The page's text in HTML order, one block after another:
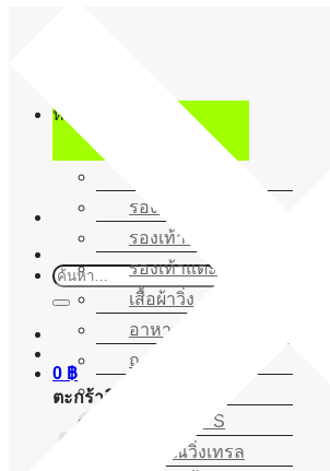
ค้นหา:
0 ฿
ตะกร้าสินค้า
หมวดหมู่สินค้า
รองเท้าวิ่งเทรล
รองเท้าลำลอง
รองเท้าแตะ
เสื้อผ้าวิ่ง
อาหารเพิ่มพลังงาน
ถุงเท้าวิ่ง
นาฬิกา GPS
อุปกรณ์วิ่งเทรล